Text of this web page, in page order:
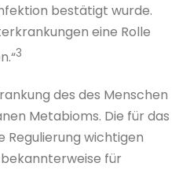
bestätigt wurde.
eine Rolle
3
des des Menschen
Metabioms. Die für das
Regulierung wichtigen
für